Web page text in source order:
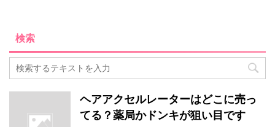
検索
ヘアアクセルレーターはどこに売っ
てる？薬局かドンキが狙い目です